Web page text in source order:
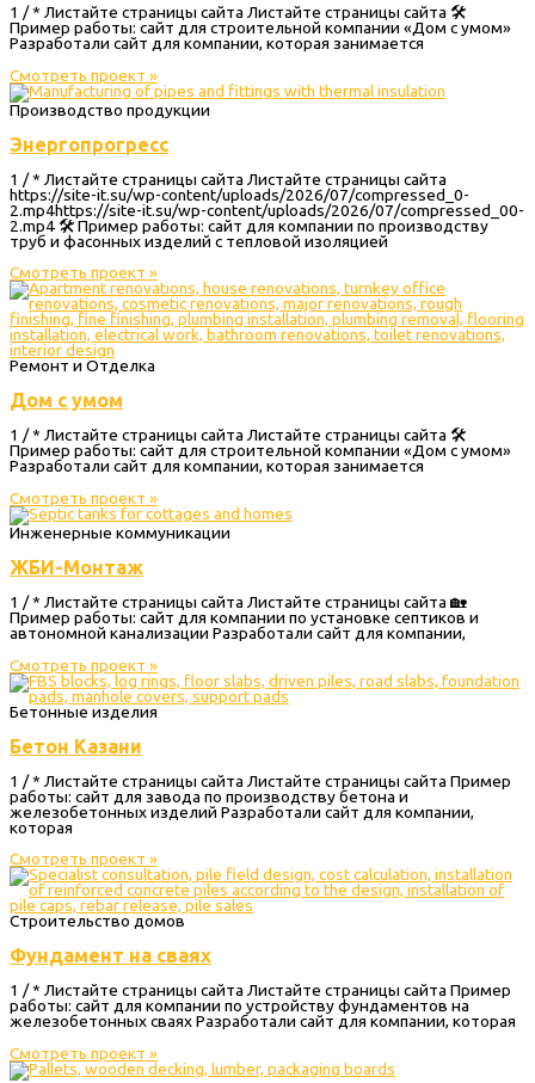
1 / * Листайте страницы сайта Листайте страницы сайта 🛠
Пример работы: сайт для строительной компании «Дом с умом»
Разработали сайт для компании, которая занимается
Смотреть проект »
Производство продукции
Энергопрогресс
1 / * Листайте страницы сайта Листайте страницы сайта
https://site-it.su/wp-content/uploads/2026/07/compressed_0-
2.mp4https://site-it.su/wp-content/uploads/2026/07/compressed_00-
2.mp4 🛠 Пример работы: сайт для компании по производству
труб и фасонных изделий с тепловой изоляцией
Смотреть проект »
Ремонт и Отделка
Дом с умом
1 / * Листайте страницы сайта Листайте страницы сайта 🛠
Пример работы: сайт для строительной компании «Дом с умом»
Разработали сайт для компании, которая занимается
Смотреть проект »
Инженерные коммуникации
ЖБИ-Монтаж
1 / * Листайте страницы сайта Листайте страницы сайта 🏡
Пример работы: сайт для компании по установке септиков и
автономной канализации Разработали сайт для компании,
Смотреть проект »
Бетонные изделия
Бетон Казани
1 / * Листайте страницы сайта Листайте страницы сайта Пример
работы: сайт для завода по производству бетона и
железобетонных изделий Разработали сайт для компании,
которая
Смотреть проект »
Строительство домов
Фундамент на сваях
1 / * Листайте страницы сайта Листайте страницы сайта Пример
работы: сайт для компании по устройству фундаментов на
железобетонных сваях Разработали сайт для компании, которая
Смотреть проект »